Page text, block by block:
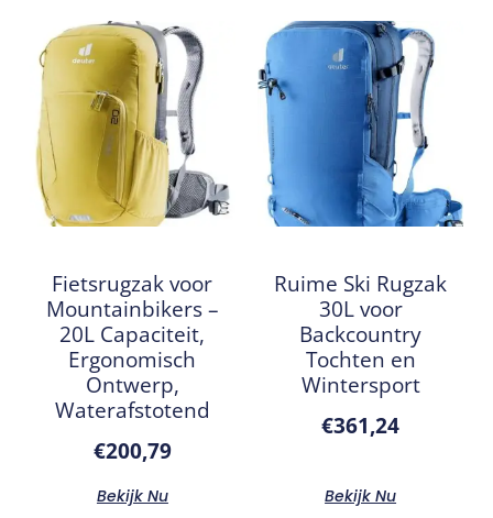
Fietsrugzak voor
Mountainbikers –
20L Capaciteit,
Ergonomisch
Ontwerp,
Waterafstotend
€200,79
Bekijk Nu
Ruime Ski Rugzak
30L voor
Backcountry
Tochten en
Wintersport
€361,24
Bekijk Nu